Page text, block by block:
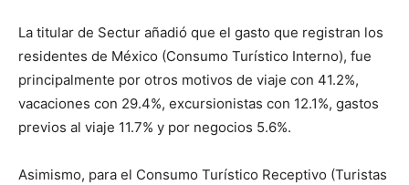
La titular de Sectur añadió que el gasto que registran los
residentes de México (Consumo Turístico Interno), fue
principalmente por otros motivos de viaje con 41.2%,
vacaciones con 29.4%, excursionistas con 12.1%, gastos
previos al viaje 11.7% y por negocios 5.6%.
Asimismo, para el Consumo Turístico Receptivo (Turistas